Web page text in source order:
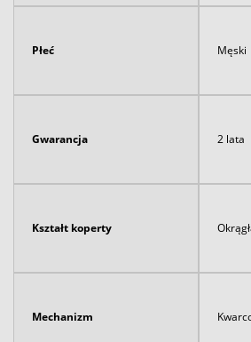
Płeć Męski
Gwarancja 2 lata
Kształt koperty
Mechanizm